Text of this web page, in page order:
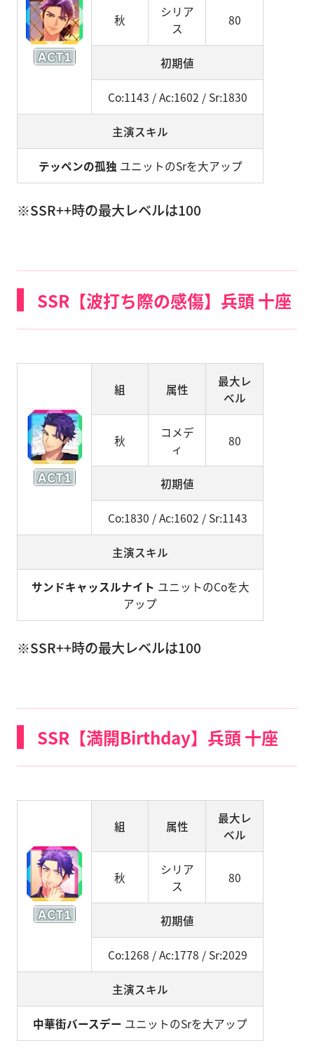
秋
シリア
ス
80
初期値
Co:1143 / Ac:1602 / Sr:1830
主演スキル
テッペンの孤独 ユニットのSrを大アップ
※SSR++時の最大レベルは100
SSR【波打ち際の感傷】兵頭 十座
組 属性
最大レ
ベル
秋
コメデ
ィ
80
初期値
Co:1830 / Ac:1602 / Sr:1143
主演スキル
サンドキャッスルナイト ユニットのCoを大
アップ
※SSR++時の最大レベルは100
SSR【満開Birthday】兵頭 十座
組 属性
最大レ
ベル
秋
シリア
ス
80
初期値
Co:1268 / Ac:1778 / Sr:2029
主演スキル
中華街バースデー ユニットのSrを大アップ